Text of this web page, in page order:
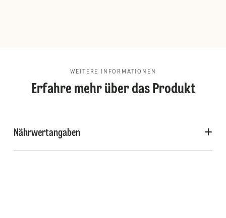
WEITERE INFORMATIONEN
Erfahre mehr über das Produkt
Nährwertangaben